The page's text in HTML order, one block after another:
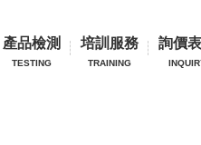
產品檢測
TESTING
培訓服務
TRAINING
詢價